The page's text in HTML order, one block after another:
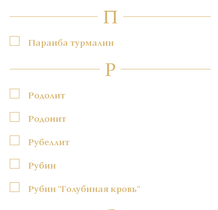
П
Параиба турмалин
Р
Родолит
Родонит
Рубеллит
Рубин
Рубин "Голубиная кровь"